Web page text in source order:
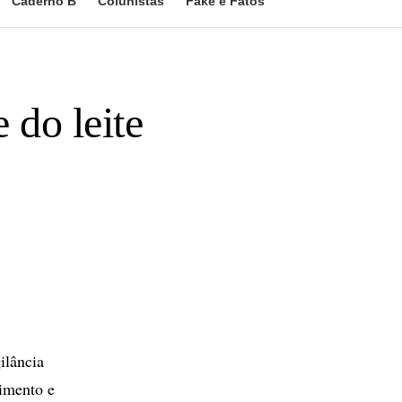
do leite
e